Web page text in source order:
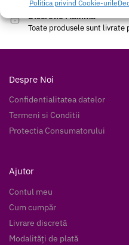
Politica privind Cookie-urile
Discretie Maxima
Toate produsele sunt
Despre Noi
Confidentialitatea datelor
Termeni si Conditii
Protectia Consumatorului
Ajutor
Contul meu
Cum cumpăr
Livrare discretă
Modalități de plată